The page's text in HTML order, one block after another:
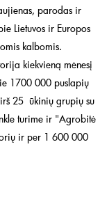
parodas ir
Lietuvos ir Europos
kalbomis.
kiekvieną mėnesį
1700 000 puslapių
25 ūkinių grupių su
turime ir "Agrobitė
ir per 1 600 000